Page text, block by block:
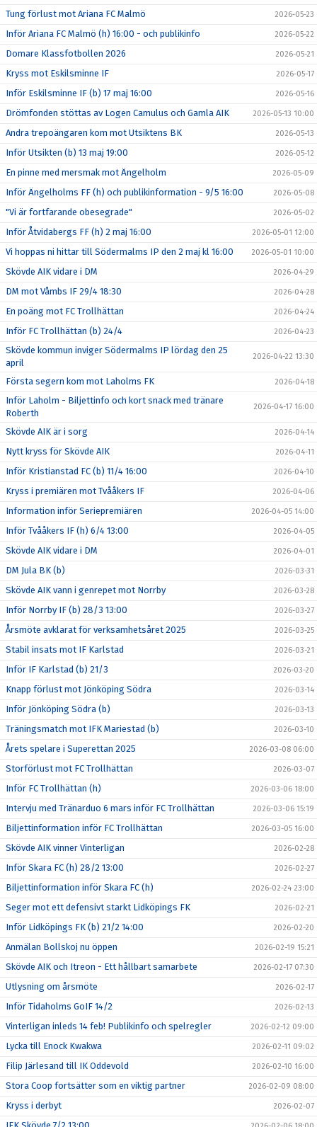
Tung förlust mot Ariana FC Malmö 2026-05-23
Inför Ariana FC Malmö (h) 16:00 - och publikinfo 2026-05-22
Domare Klassfotbollen 2026 2026-05-21
Kryss mot Eskilsminne IF 2026-05-17
Inför Eskilsminne IF (b) 17 maj 16:00 2026-05-16
Drömfonden stöttas av Logen Camulus och Gamla AIK 2026-05-13 10:00
Andra trepoängaren kom mot Utsiktens BK 2026-05-13
Inför Utsikten (b) 13 maj 19:00 2026-05-12
En pinne med mersmak mot Ängelholm 2026-05-09
Inför Ängelholms FF (h) och publikinformation - 9/5 16:00 2026-05-08
"Vi är fortfarande obesegrade" 2026-05-02
Inför Åtvidabergs FF (h) 2 maj 16:00 2026-05-01 12:00
Vi hoppas ni hittar till Södermalms IP den 2 maj kl 16:00 2026-05-01 10:00
Skövde AIK vidare i DM 2026-04-29
DM mot Våmbs IF 29/4 18:30 2026-04-28
En poäng mot FC Trollhättan 2026-04-24
Inför FC Trollhättan (b) 24/4 2026-04-23
Skövde kommun inviger Södermalms IP lördag den 25
april
2026-04-22 13:30
Första segern kom mot Laholms FK 2026-04-18
Inför Laholm - Biljettinfo och kort snack med tränare
Roberth
2026-04-17 16:00
Skövde AIK är i sorg 2026-04-14
Nytt kryss för Skövde AIK 2026-04-11
Inför Kristianstad FC (b) 11/4 16:00 2026-04-10
Kryss i premiären mot Tvååkers IF 2026-04-06
Information inför Seriepremiären 2026-04-05 14:00
Inför Tvååkers IF (h) 6/4 13:00 2026-04-05
Skövde AIK vidare i DM 2026-04-01
DM Jula BK (b) 2026-03-31
Skövde AIK vann i genrepet mot Norrby 2026-03-28
Inför Norrby IF (b) 28/3 13:00 2026-03-27
Årsmöte avklarat för verksamhetsåret 2025 2026-03-25
Stabil insats mot IF Karlstad 2026-03-21
Inför IF Karlstad (b) 21/3 2026-03-20
Knapp förlust mot Jönköping Södra 2026-03-14
Inför Jönköping Södra (b) 2026-03-13
Träningsmatch mot IFK Mariestad (b) 2026-03-10
Årets spelare i Superettan 2025 2026-03-08 06:00
Storförlust mot FC Trollhättan 2026-03-07
Inför FC Trollhättan (h) 2026-03-06 18:00
Intervju med Tränarduo 6 mars inför FC Trollhättan 2026-03-06 15:19
Biljettinformation inför FC Trollhättan 2026-03-05 16:00
Skövde AIK vinner Vinterligan 2026-02-28
Inför Skara FC (h) 28/2 13:00 2026-02-27
Biljettinformation inför Skara FC (h) 2026-02-24 23:00
Seger mot ett defensivt starkt Lidköpings FK 2026-02-21
Inför Lidköpings FK (b) 21/2 14:00 2026-02-20
Anmälan Bollskoj nu öppen 2026-02-19 15:21
Skövde AIK och Itreon - Ett hållbart samarbete 2026-02-17 07:30
Utlysning om årsmöte 2026-02-17
Inför Tidaholms GoIF 14/2 2026-02-13
Vinterligan inleds 14 feb! Publikinfo och spelregler 2026-02-12 09:00
Lycka till Enock Kwakwa 2026-02-11 09:02
Filip Järlesand till IK Oddevold 2026-02-10 16:00
Stora Coop fortsätter som en viktig partner 2026-02-09 08:00
Kryss i derbyt 2026-02-07